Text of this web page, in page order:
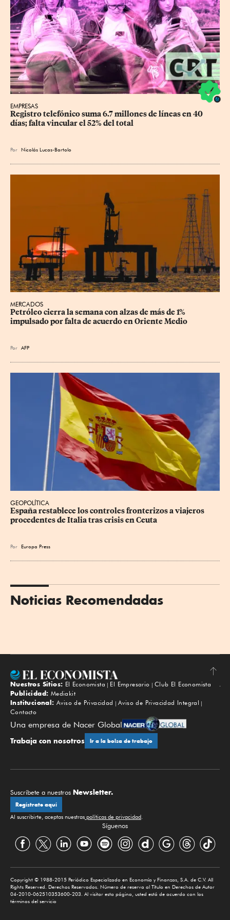
EMPRESAS
Registro telefónico suma 6.7 millones de líneas en 40
días; falta vincular el 52% del total
Por Nicolás Lucas-Bartolo
MERCADOS
Petróleo cierra la semana con alzas de más de 1%
impulsado por falta de acuerdo en Oriente Medio
Por AFP
GEOPOLÍTICA
España restablece los controles fronterizos a viajeros
procedentes de Italia tras crisis en Ceuta
Por Europa Press
Noticias Recomendadas
Subir
Nuestros Sitios: El Economista El Empresario
Club El Economista
Publicidad: Mediakit
Institucional: Aviso de Privacidad
Aviso de Privacidad Integral
Contacto
Una empresa de Nacer Global
Trabaja con nosotros Ir a la bolsa de trabajo
Suscríbete a nuestros Newsletter.
Regístrate aquí
Al suscribirte, aceptas nuestras políticas de privacidad
Síguenos
Copyright © 1988-2015 Periódico Especializado en Economía y Finanzas, S.A. de C.V. All
Rights Reserved. Derechos Reservados. Número de reserva al Título en Derechos de Autor
04-2010-062510353600-203. Al visitar esta página, usted está de acuerdo con los
términos del servicio